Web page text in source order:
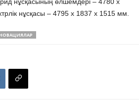
нұсқасы – 4795 x 1837 x 1515 мм.